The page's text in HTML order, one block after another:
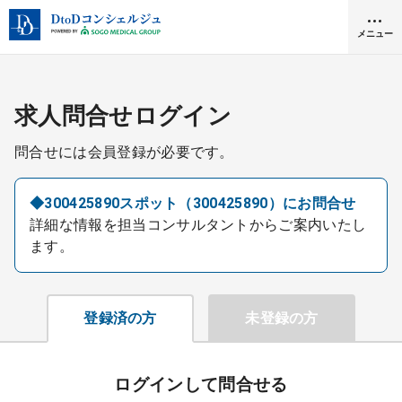
メニュー
クリニック開業
DtoDとは
お問合せ
医院の譲渡・売却をお考えの方
採用をお考えの医療機関の方
求人問合せログイン
問合せには会員登録が必要です。
◆300425890スポット（300425890）にお問合せ
詳細な情報を担当コンサルタントからご案内いたし
ます。
登録済の方 未登録の方
ログインして問合せる